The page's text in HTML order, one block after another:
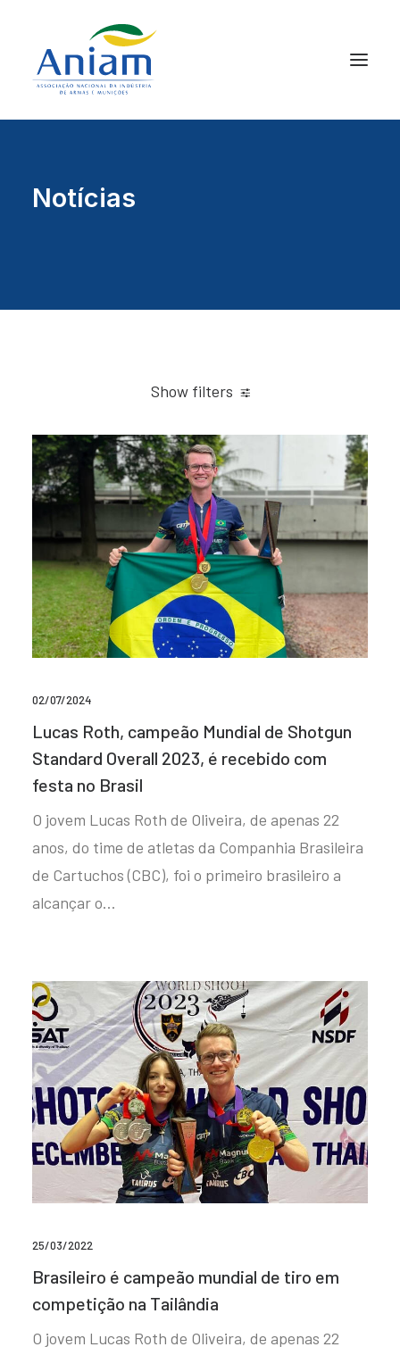
Notícias
Show filters
02/07/2024
Lucas Roth, campeão Mundial de Shotgun
Standard Overall 2023, é recebido com
festa no Brasil
O jovem Lucas Roth de Oliveira, de apenas 22
anos, do time de atletas da Companhia Brasileira
de Cartuchos (CBC), foi o primeiro brasileiro a
alcançar o…
25/03/2022
Brasileiro é campeão mundial de tiro em
competição na Tailândia
O jovem Lucas Roth de Oliveira, de apenas 22